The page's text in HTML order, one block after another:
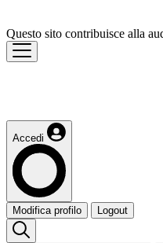
Questo sito contribuisce alla
Accedi
Modifica profilo Logout